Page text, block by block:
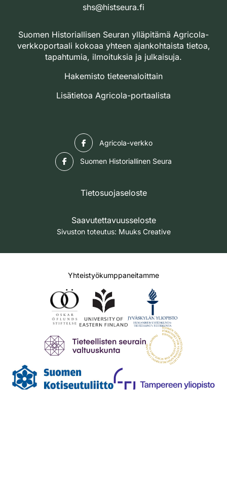
shs@histseura.fi
Suomen Historiallisen Seuran ylläpitämä Agricola-
verkkoportaali kokoaa yhteen ajankohtaista tietoa,
tapahtumia, ilmoituksia ja julkaisuja.
Hakemisto tieteenaloittain
Lisätietoa Agricola-portaalista
Agricola-verkko
Suomen Historiallinen Seura
Tietosuojaseloste
Saavutettavuusseloste
Sivuston toteutus: Muuks Creative
Yhteistyökumppaneitamme